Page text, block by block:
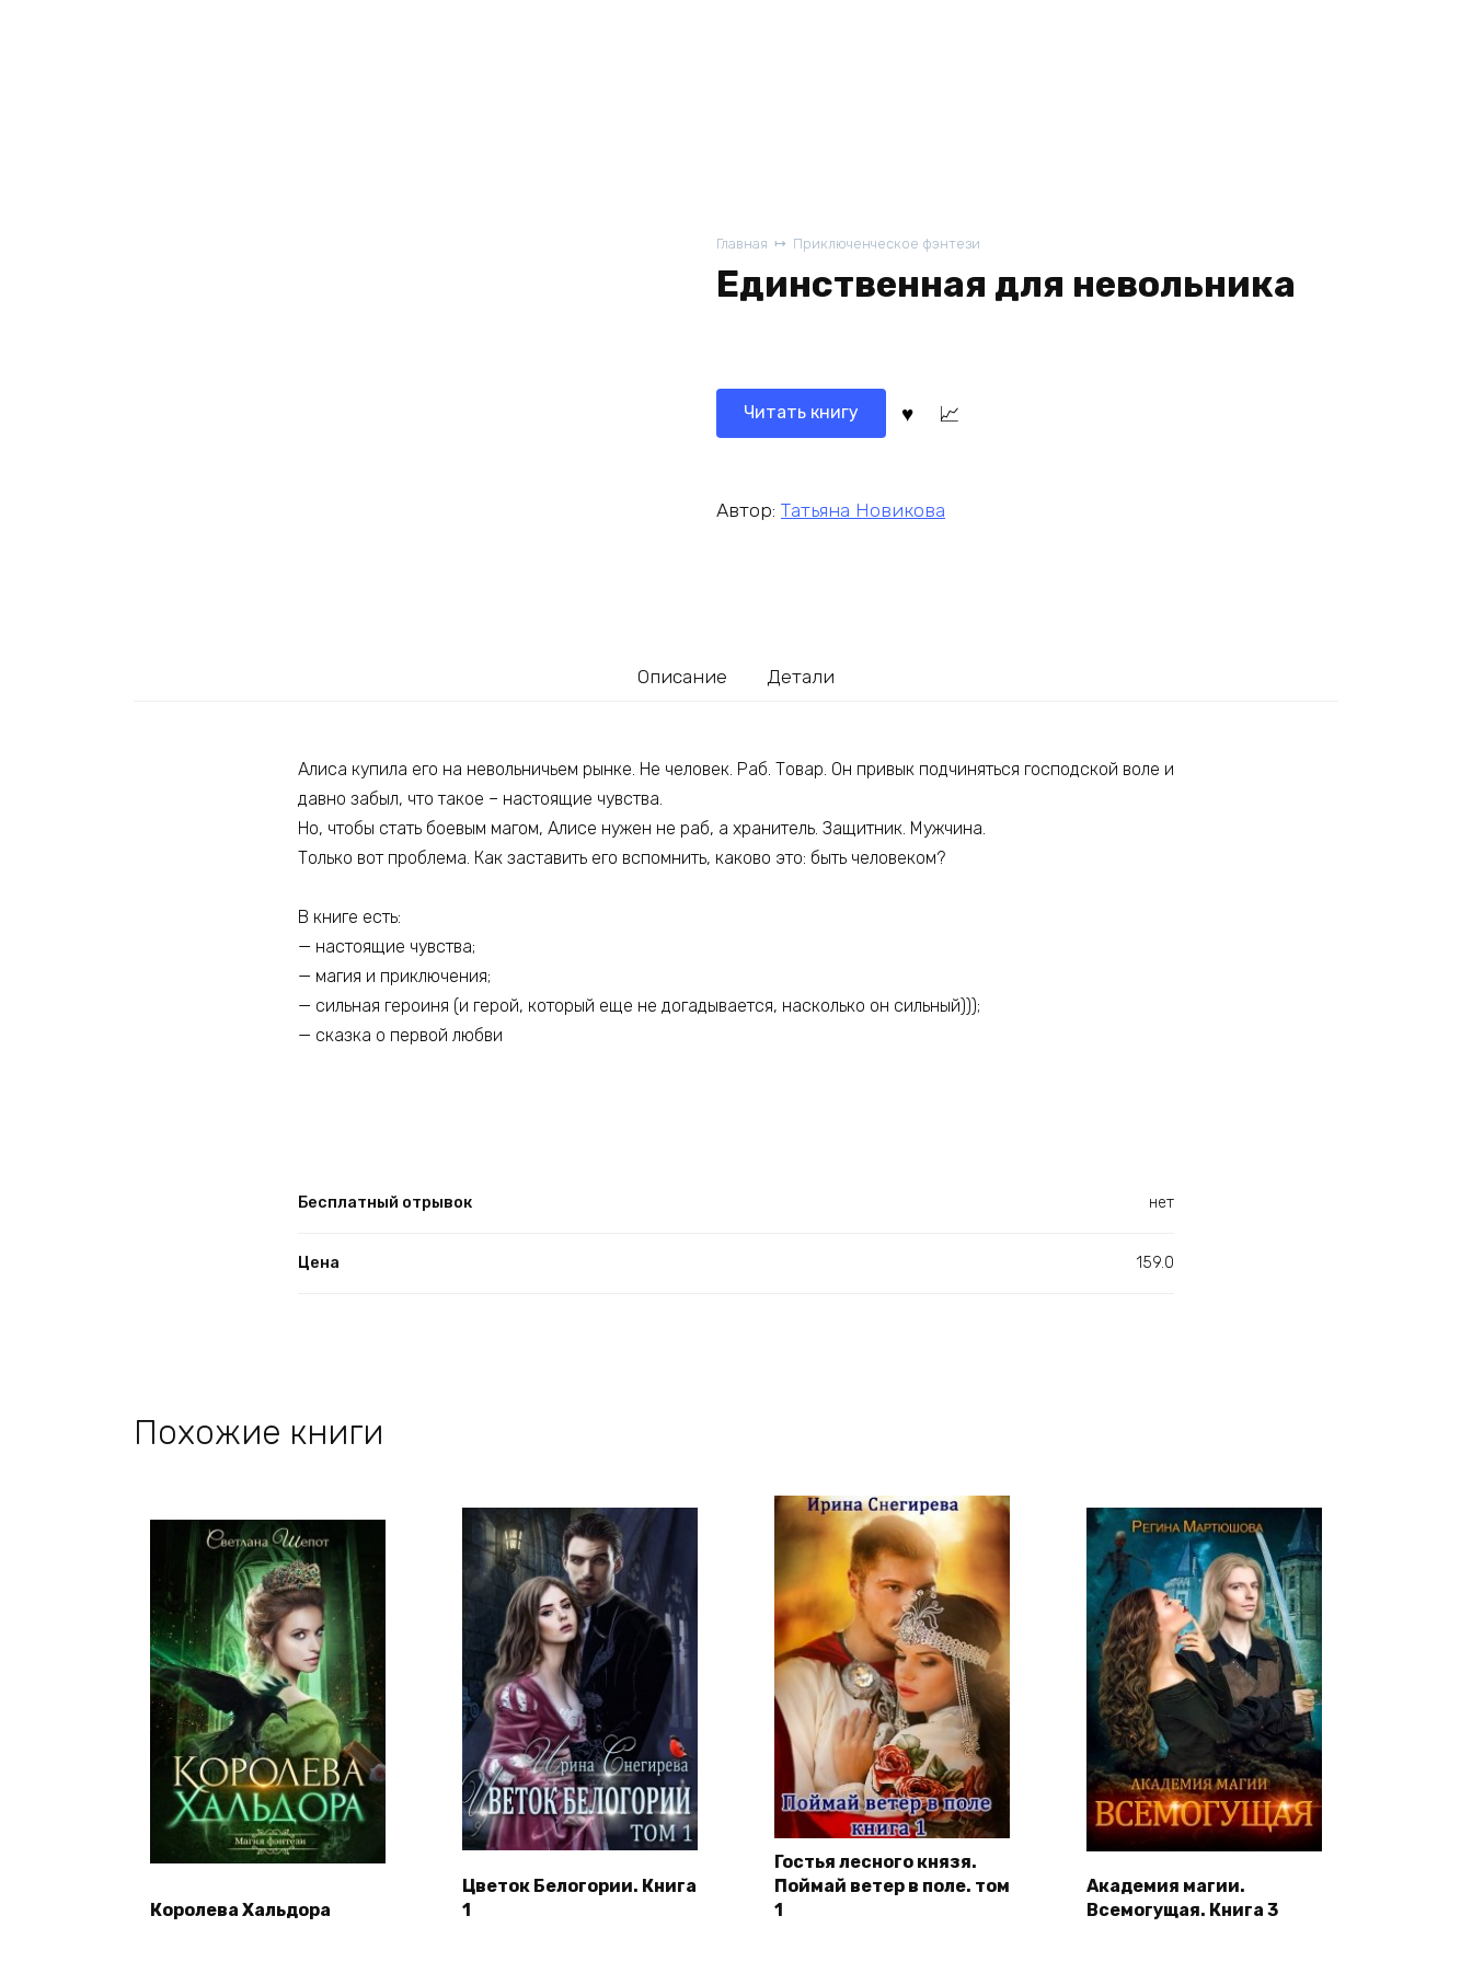
Главная Приключенческое фэнтези
Единственная для невольника
Читать книгу
Автор: Татьяна Новикова
Описание Детали
Алиса купила его на невольничьем рынке. Не человек. Раб. Товар. Он привык подчиняться господской воле и
давно забыл, что такое – настоящие чувства.
Но, чтобы стать боевым магом, Алисе нужен не раб, а хранитель. Защитник. Мужчина.
Только вот проблема. Как заставить его вспомнить, каково это: быть человеком?
В книге есть:
— настоящие чувства;
— магия и приключения;
— сильная героиня (и герой, который еще не догадывается, насколько он сильный)));
— сказка о первой любви
Бесплатный отрывок нет
Цена 159.0
Похожие книги
Королева Хальдора
Цветок Белогории. Книга
1
Гостья лесного князя.
Поймай ветер в поле. том
1
Академия магии.
Всемогущая. Книга 3